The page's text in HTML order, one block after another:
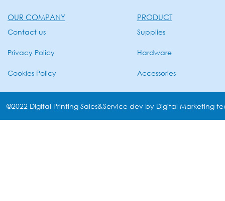
OUR COMPANY
Contact us
Privacy Policy
Cookies Policy
PRODUCT
Supplies
Hardware
Accessories
©2022 Digital Printing Sales&Service dev by Digital Marketing